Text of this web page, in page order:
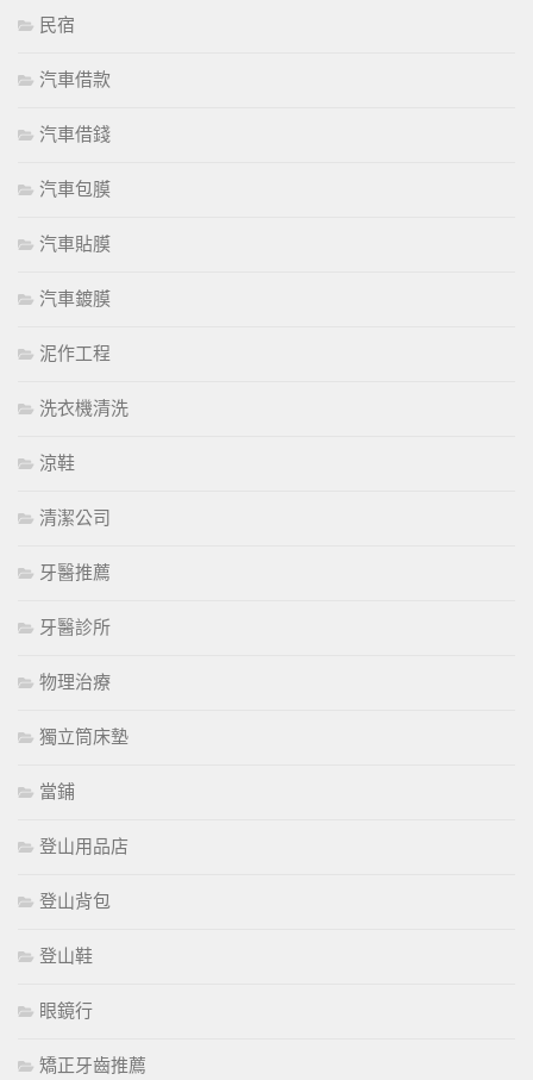
民宿
汽車借款
汽車借錢
汽車包膜
汽車貼膜
汽車鍍膜
泥作工程
洗衣機清洗
涼鞋
清潔公司
牙醫推薦
牙醫診所
物理治療
獨立筒床墊
當鋪
登山用品店
登山背包
登山鞋
眼鏡行
矯正牙齒推薦